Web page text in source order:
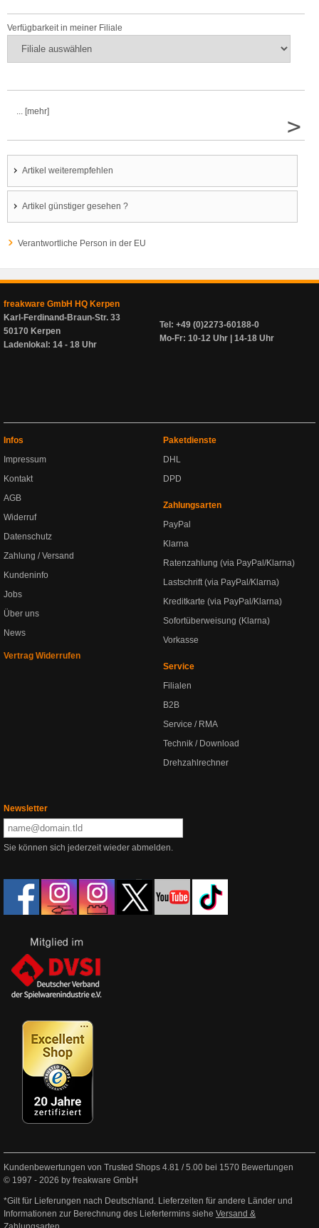
Verfügbarkeit in meiner Filiale
... [mehr]
>
Artikel weiterempfehlen
Artikel günstiger gesehen ?
Verantwortliche Person in der EU
freakware GmbH HQ Kerpen
Karl-Ferdinand-Braun-Str. 33
50170 Kerpen
Ladenlokal: 14 - 18 Uhr
Tel: +49 (0)2273-60188-0
Mo-Fr: 10-12 Uhr | 14-18 Uhr
Infos
Impressum
Kontakt
AGB
Widerruf
Datenschutz
Zahlung / Versand
Kundeninfo
Jobs
Über uns
News
Vertrag Widerrufen
Paketdienste
DHL
DPD
Zahlungsarten
PayPal
Klarna
Ratenzahlung (via PayPal/Klarna)
Lastschrift (via PayPal/Klarna)
Kreditkarte (via PayPal/Klarna)
Sofortüberweisung (Klarna)
Vorkasse
Service
Filialen
B2B
Service / RMA
Technik / Download
Drehzahlrechner
Newsletter
Sie können sich jederzeit wieder abmelden.
Kundenbewertungen von Trusted Shops 4.81 /5.00 bei 1570 Bewertungen
© 1997 - 2026 by freakware GmbH
*Gilt für Lieferungen nach Deutschland. Lieferzeiten für andere Länder und
Informationen zur Berechnung des Liefertermins siehe Versand &